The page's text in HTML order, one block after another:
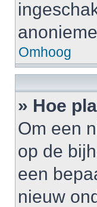
Omhoog
» Hoe
Om een
op de
een
nieuw